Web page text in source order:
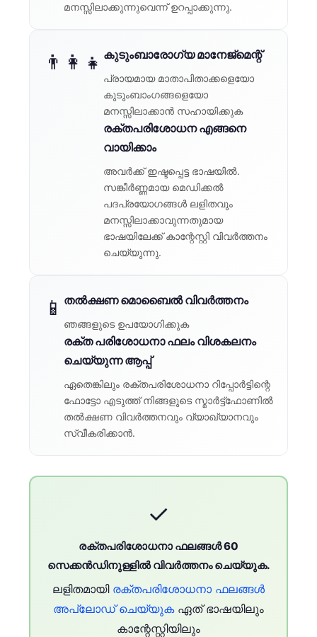
മനസ്സിലാക്കുന്നുവെന്ന് ഉറപ്പാക്കുന്നു.
👨‍👩‍👧 കുടുംബാരോഗ്യ മാനേജ്മെന്റ്
പ്രായമായ മാതാപിതാക്കളെയോ
കുടുംബാംഗങ്ങളെയോ
മനസ്സിലാക്കാൻ സഹായിക്കുക
രക്തപരിശോധന എങ്ങനെ
വായിക്കാം
അവർക്ക് ഇഷ്ടപ്പെട്ട ഭാഷയിൽ.
സങ്കീർണ്ണമായ മെഡിക്കൽ
പദപ്രയോഗങ്ങൾ ലളിതവും
മനസ്സിലാക്കാവുന്നതുമായ
ഭാഷയിലേക്ക് കാന്റേസ്റ്റി വിവർത്തനം
ചെയ്യുന്നു.
📱 തൽക്ഷണ മൊബൈൽ വിവർത്തനം
ഞങ്ങളുടെ ഉപയോഗിക്കുക
രക്ത പരിശോധനാ ഫലം വിശകലനം
ചെയ്യുന്ന ആപ്പ്
ഏതെങ്കിലും രക്തപരിശോധനാ റിപ്പോർട്ടിന്റെ
ഫോട്ടോ എടുത്ത് നിങ്ങളുടെ സ്മാർട്ട്‌ഫോണിൽ
തൽക്ഷണ വിവർത്തനവും വ്യാഖ്യാനവും
സ്വീകരിക്കാൻ.
✓
രക്തപരിശോധനാ ഫലങ്ങൾ 60
സെക്കൻഡിനുള്ളിൽ വിവർത്തനം ചെയ്യുക.
ലളിതമായി രക്തപരിശോധനാ ഫലങ്ങൾ
അപ്‌ലോഡ് ചെയ്യുകഏത് ഭാഷയിലും
കാന്റേസ്റ്റിയിലും